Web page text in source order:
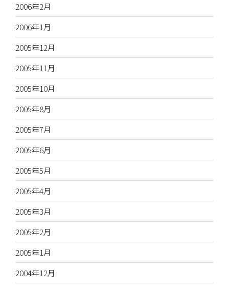
2006年2月
2006年1月
2005年12月
2005年11月
2005年10月
2005年8月
2005年7月
2005年6月
2005年5月
2005年4月
2005年3月
2005年2月
2005年1月
2004年12月